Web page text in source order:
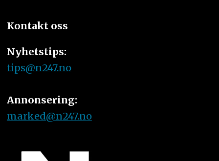
Kontakt oss
Nyhetstips:
tips@n247.no
Annonsering:
marked@n247.no